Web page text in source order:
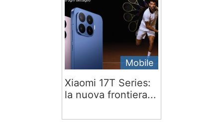
Mobile
Xiaomi 17T Series:
la nuova frontiera...